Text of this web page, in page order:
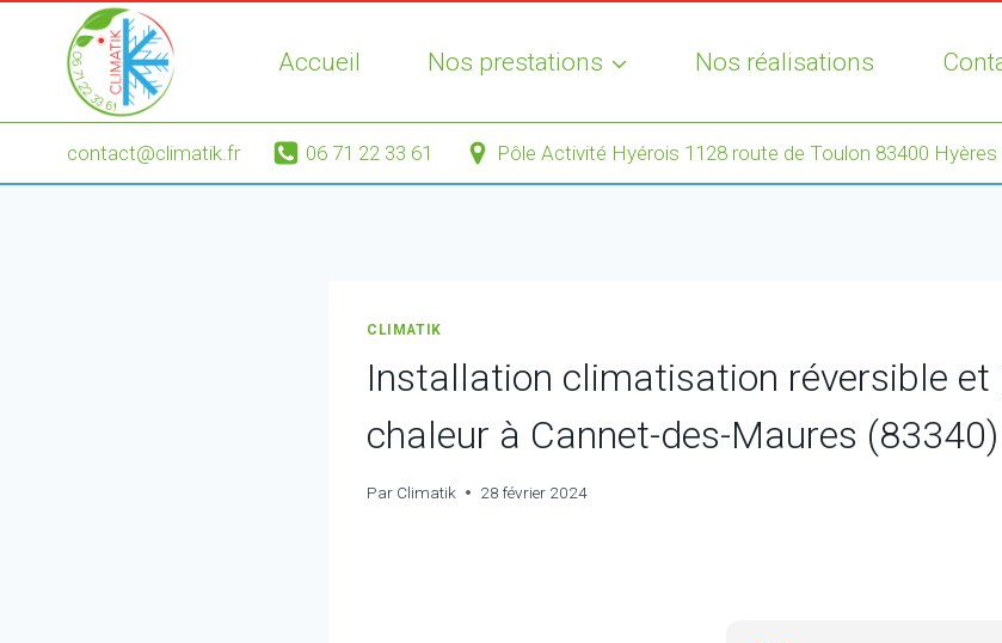
contenu
Accueil Nos prestations Nos réalisations
contact@climatik.fr 06 71 22 33 61 Pôle Activité Hyérois 1128 route de Toulon 83400 Hyères
CLIMATIK
Installation climatisation réversible et
chaleur à Cannet-des-Maures (83340)
Par Climatik 28 février 2024